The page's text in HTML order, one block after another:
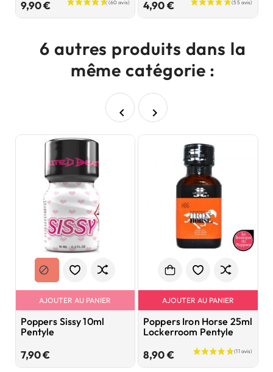
9,90 €Prix 4,90 €Prix
6 autres produits dans la
même catégorie :
 
AJOUTER AU PANIER
Poppers Sissy 10ml
Pentyle
7,90 €Prix
AJOUTER AU PANIER
Poppers Iron Horse 25ml
Lockerroom Pentyle
8,90 €Prix